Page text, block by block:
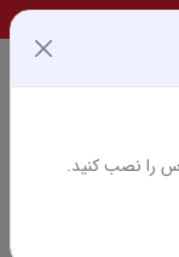
را نصب کنید.